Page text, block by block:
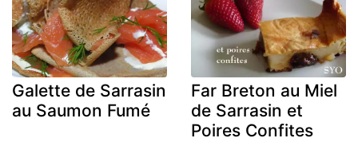
Galette de Sarrasin
au Saumon Fumé
Far Breton au Miel
de Sarrasin et
Poires Confites